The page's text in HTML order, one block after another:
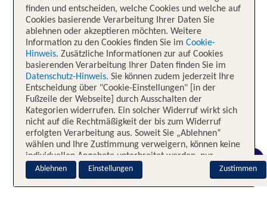
finden und entscheiden, welche Cookies und welche auf
Cookies basierende Verarbeitung Ihrer Daten Sie
ablehnen oder akzeptieren möchten. Weitere
Information zu den Cookies finden Sie im Cookie-
Hinweis. Zusätzliche Informationen zur auf Cookies
basierenden Verarbeitung Ihrer Daten finden Sie im
Datenschutz-Hinweis. Sie können zudem jederzeit Ihre
Entscheidung über "Cookie-Einstellungen" [in der
Fußzeile der Webseite] durch Ausschalten der
Kategorien widerrufen. Ein solcher Widerruf wirkt sich
nicht auf die Rechtmäßigkeit der bis zum Widerruf
erfolgten Verarbeitung aus. Soweit Sie „Ablehnen“
wählen und Ihre Zustimmung verweigern, können keine
individuellen Angebote unterbreitet werden, nur
notwendige Cookies sind aktiv.
Impressum
Zustimmen
Ablehnen Einstellungen
CHAT